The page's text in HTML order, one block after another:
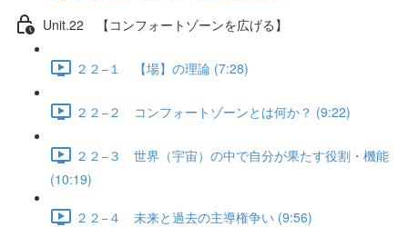
Unit.22 【コンフォートゾーンを広げる】
２２−１ 【場】の理論 (7:28)
２２−２ コンフォートゾーンとは何か？ (9:22)
２２−３ 世界（宇宙）の中で自分が果たす役割・機能
(10:19)
２２−４ 未来と過去の主導権争い (9:56)